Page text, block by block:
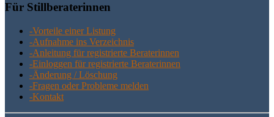
Für Still­be­ra­te­rin­nen
-Vor­tei­le einer Listung
-Auf­nah­me ins Verzeichnis
-Anlei­tung für regis­trier­te Beraterinnen
-Ein­log­gen für regis­trier­te Beraterinnen
-Ände­rung / Löschung
-Fra­gen oder Pro­ble­me melden
-Kon­takt